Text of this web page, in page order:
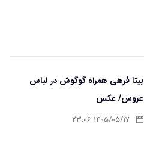
بیتا فرهی همراه گوگوش در لباس
عروس/ عکس
۱۴۰۵/۰۵/۱۷ ۲۳:۰۶